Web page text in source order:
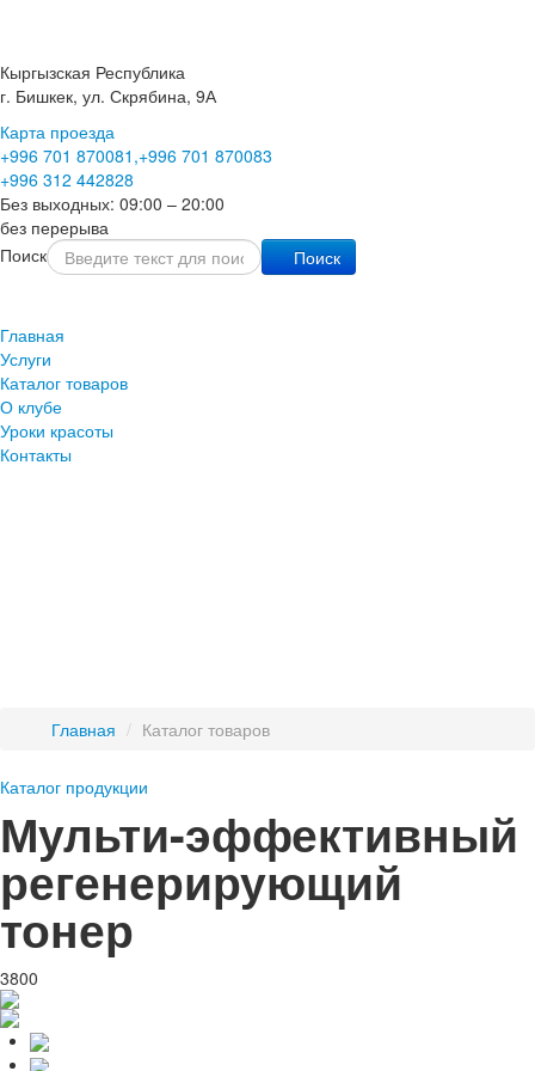
Кыргызская Республика
г. Бишкек, ул. Скрябина, 9А
Карта проезда
+996 701 870081,+996 701 870083
+996 312 442828
Без выходных: 09:00 – 20:00
без перерыва
Поиск
Поиск
Главная
Услуги
Каталог товаров
О клубе
Уроки красоты
Контакты
Главная / Каталог товаров
Каталог продукции
Мульти-эффективный
регенерирующий
тонер
3800